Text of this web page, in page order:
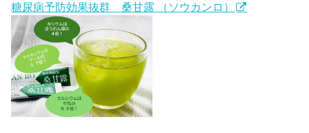
糖尿病予防効果抜群 桑甘露 （ソウカンロ）